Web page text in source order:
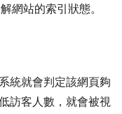
解網站的索引狀態。
統就會判定該網頁夠
訪客人數，就會被視